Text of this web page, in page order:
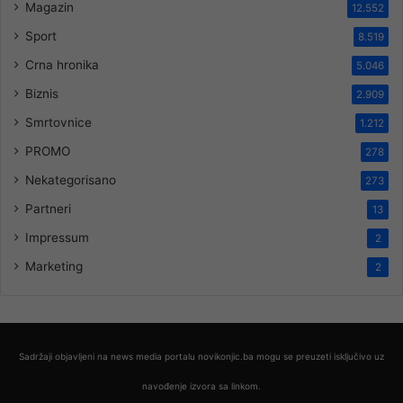
Magazin 12.552
Sport 8.519
Crna hronika 5.046
Biznis 2.909
Smrtovnice 1.212
PROMO 278
Nekategorisano 273
Partneri 13
Impressum 2
Marketing 2
Sadržaji objavljeni na news media portalu novikonjic.ba mogu se preuzeti isključivo uz
navođenje izvora sa linkom.